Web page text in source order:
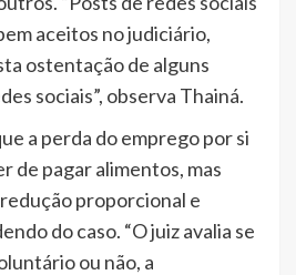
aceitos no judiciário,
ostentação de alguns
sociais”, observa Thainá.
a perda do emprego por si
de pagar alimentos, mas
proporcional e
do caso. “O juiz avalia se
ou não, a